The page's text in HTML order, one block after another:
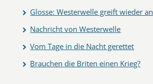
Glosse: Westerwelle greift wieder an
Nachricht von Westerwelle
Vom Tage in die Nacht gerettet
Brauchen die Briten einen Krieg?